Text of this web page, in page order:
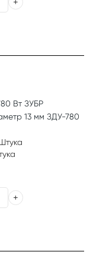
Вт ЗУБР
13 мм ЗДУ-780